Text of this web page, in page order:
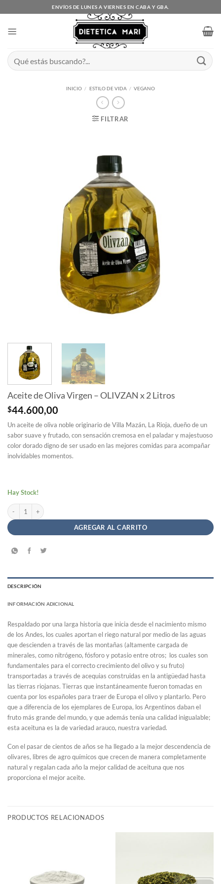
al
ENVÍOS DE LUNES A VIERNES EN CABA Y GBA.
Buscar
por:
INICIO / ESTILO DE VIDA / VEGANO
FILTRAR
Aceite de Oliva Virgen – OLIVZAN x 2 Litros
$44.600,00
Un aceite de oliva noble originario de Villa Mazán, La Rioja, dueño de un
sabor suave y frutado, con sensación cremosa en el paladar y majestuoso
color dorado digno de ser usado en las mejores comidas para acompañar
inolvidables momentos.
Hay Stock!
Aceite de Oliva Virgen - OLIVZAN x 2 Litros cantidad
AGREGAR AL CARRITO
DESCRIPCIÓN
INFORMACIÓN ADICIONAL
Respaldado por una larga historia que inicia desde el nacimiento mismo
de los Andes, los cuales aportan el riego natural por medio de las aguas
que descienden a través de las montañas (altamente cargada de
minerales, como nitrógeno, fósforo y potasio entre otros; los cuales son
fundamentales para el correcto crecimiento del olivo y su fruto)
transportadas a través de acequias construidas en la antigüedad hasta
las tierras riojanas. Tierras que instantáneamente fueron tomadas en
cuenta por los españoles para traer de Europa el olivo y plantarlo. Pero
que a diferencia de los ejemplares de Europa, los Argentinos daban el
fruto más grande del mundo, y que además tenía una calidad inigualable;
esta aceituna es la de variedad arauco, nuestra variedad.
Con el pasar de cientos de años se ha llegado a la mejor descendencia de
olivares, libres de agro químicos que crecen de manera completamente
natural y regalan cada año la mejor calidad de aceituna que nos
proporciona el mejor aceite.
PRODUCTOS RELACIONADOS